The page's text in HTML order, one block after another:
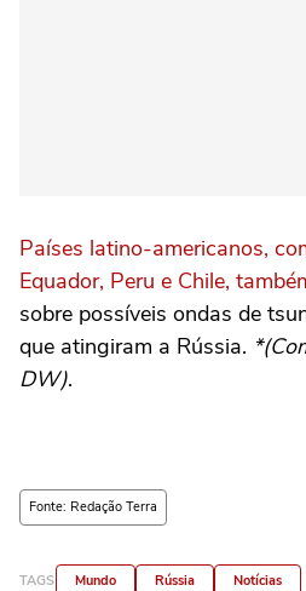
Países latino-americanos,
Equador, Peru e Chile,
sobre possíveis ondas de
que atingiram a Rússia.
DW).
Fonte: Redação Terra
TAGS Mundo Rússia Notícias